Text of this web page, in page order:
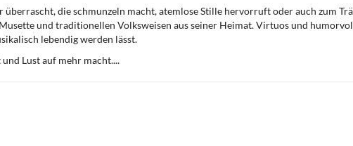
die schmunzeln macht, atemlose Stille hervorruft oder auch zum
und traditionellen Volksweisen aus seiner Heimat. Virtuos und
lebendig werden lässt.
Lust auf mehr macht....